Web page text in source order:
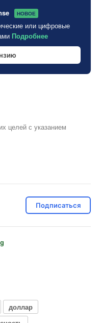
НОВОЕ
или цифровые
Подробнее
целей с указанием
Подписаться
доллар